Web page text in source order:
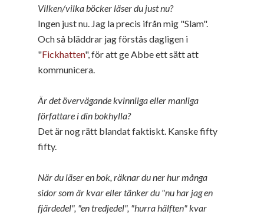
Vilken/vilka böcker läser du just nu?
Ingen just nu. Jag la precis ifrån mig "Slam".
Och så bläddrar jag förstås dagligen i
"Fickhatten", för att ge Abbe ett sätt att
kommunicera.
Är det övervägande kvinnliga eller manliga
författare i din bokhylla?
Det är nog rätt blandat faktiskt. Kanske fifty
fifty.
När du läser en bok, räknar du ner hur många
sidor som är kvar eller tänker du "nu har jag en
fjärdedel", "en tredjedel", "hurra hälften" kvar